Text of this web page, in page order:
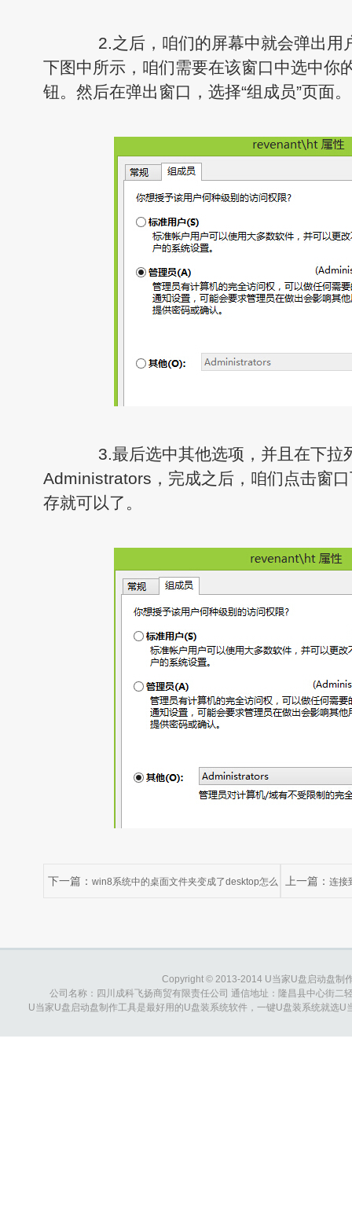
2.之后，咱们的屏幕中就会弹出用
下图中所示，咱们需要在该窗口中选中你
钮。然后在弹出窗口，选择“组成员”页面。
3.最后选中其他选项，并且在下拉
Administrators，完成之后，咱们点击窗
存就可以了。
下一篇： win8系统中的桌面文件夹变成了desktop怎么 上一篇： 连接
Copyright © 2013-2014 U当家U盘启动盘制
公司名称：四川成科飞扬商贸有限责任公司 通信地址：隆昌县中心街
U当家U盘启动盘制作工具是最好用的U盘装系统软件，一键U盘装系统就选